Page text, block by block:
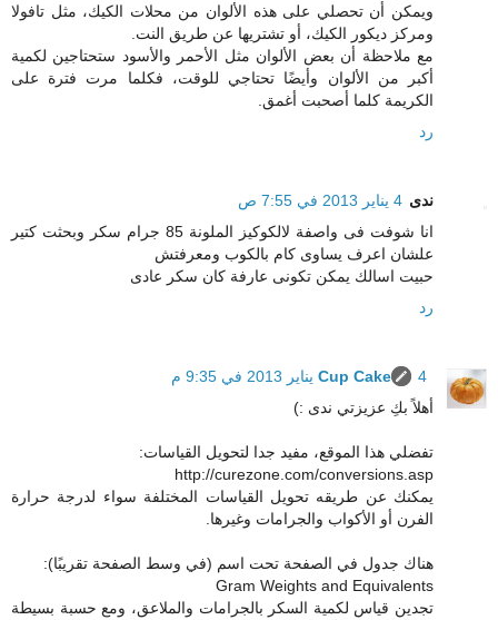
ويمكن أن تحصلي على هذه الألوان من محلات الكيك، مثل تافولا
ومركز ديكور الكيك، أو تشتريها عن طريق النت.
مع ملاحظة أن بعض الألوان مثل الأحمر والأسود ستحتاجين لكمية
أكبر من الألوان وأيضًا تحتاجي للوقت، فكلما مرت فترة على
الكريمة كلما أصحبت أغمق.
رد
ندى 4 يناير 2013 في 7:55 ص
انا شوفت فى واصفة لالكوكيز الملونة 85 جرام سكر وبحثت كتير
علشان اعرف يساوى كام بالكوب ومعرفتش
حبيت اسالك يمكن تكونى عارفة كان سكر عادى
رد
Cup Cake
4 يناير 2013 في 9:35 م
أهلاً بكِ عزيزتي ندى :)
تفضلي هذا الموقع، مفيد جدا لتحويل القياسات:
http://curezone.com/conversions.asp
يمكنك عن طريقه تحويل القياسات المختلفة سواء لدرجة حرارة
الفرن أو الأكواب والجرامات وغيرها.
هناك جدول في الصفحة تحت اسم (في وسط الصفحة تقريبًا):
Gram Weights and Equivalents
تجدين قياس لكمية السكر بالجرامات والملاعق، ومع حسبة بسيطة